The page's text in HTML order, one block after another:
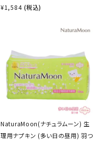
¥1,584 (税込)
NaturaMoon(ナチュラムーン) 生
理用ナプキン (多い日の昼用) 羽つ